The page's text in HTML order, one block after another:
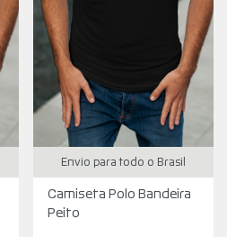
Envio para todo o Brasil
Camiseta Polo Bandeira
Peito